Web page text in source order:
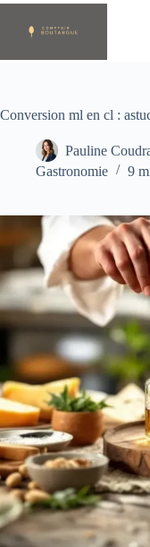
Passer
contenu
Conversion ml en cl :
Pauline
Gastronomie
9